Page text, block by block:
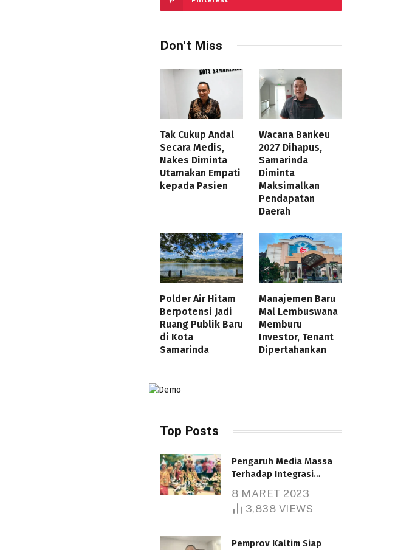
Don't Miss
Tak Cukup Andal
Secara Medis,
Nakes Diminta
Utamakan Empati
kepada Pasien
Wacana Bankeu
2027 Dihapus,
Samarinda
Diminta
Maksimalkan
Pendapatan
Daerah
Polder Air Hitam
Berpotensi Jadi
Ruang Publik Baru
di Kota
Samarinda
Manajemen Baru
Mal Lembuswana
Memburu
Investor, Tenant
Dipertahankan
Top Posts
Pengaruh Media Massa
Terhadap Integrasi
8 MARET 2023
3,838 VIEWS
Pemprov Kaltim Siap